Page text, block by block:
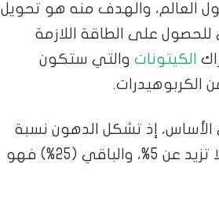
العالم، والهدف منه هو تحويل
على الطاقة اللازمة
الكيتونات والتي ستكون
الكربوهيدرات.
إذ تشكل الدهون نسبة
70% من السعرات الحرارية اليومية، أما الكربوهيدرات فلا تزيد عن 5%، والباقي (25%) فهو